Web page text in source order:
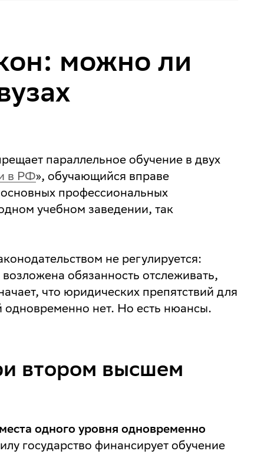
можно ли
параллельное обучение в двух
в РФ», обучающийся вправе
профессиональных
учебном заведении, так
не регулируется:
обязанность отслеживать,
что юридических препятствий для
одновременно нет. Но есть нюансы.
втором высшем
одного уровня одновременно
государство финансирует обучение